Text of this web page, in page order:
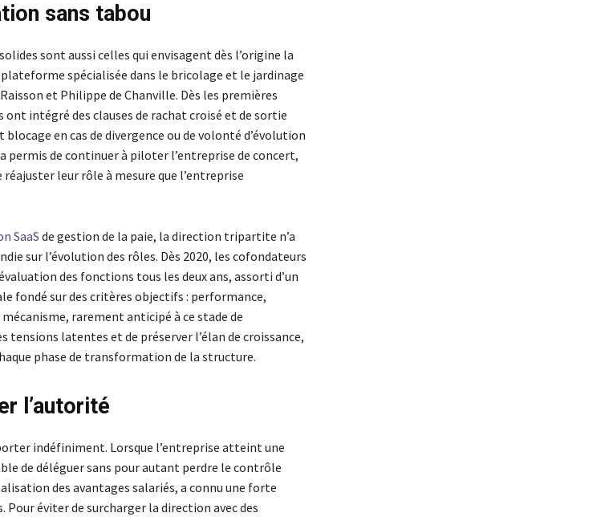
sans tabou
sont aussi celles qui envisagent dès l’origine la
spécialisée dans le bricolage et le jardinage
et Philippe de Chanville. Dès les premières
intégré des clauses de rachat croisé et de sortie
en cas de divergence ou de volonté d’évolution
permis de continuer à piloter l’entreprise de concert,
leur rôle à mesure que l’entreprise
SaaS de gestion de la paie, la direction tripartite n’a
sur l’évolution des rôles. Dès 2020, les cofondateurs
des fonctions tous les deux ans, assorti d’un
fondé sur des critères objectifs : performance,
rarement anticipé à ce stade de
tensions latentes et de préserver l’élan de croissance,
phase de transformation de la structure.
l’autorité
indéfiniment. Lorsque l’entreprise atteint une
de déléguer sans pour autant perdre le contrôle
des avantages salariés, a connu une forte
Pour éviter de surcharger la direction avec des